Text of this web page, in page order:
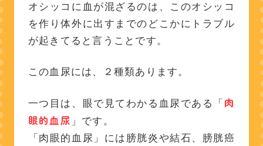
オシッコに血が混ざるのは、このオシッコ
を作り体外に出すまでのどこかにトラブル
が起きてると言うことです。
この血尿には、２種類あります。
一つ目は、眼で見てわかる血尿である「 肉
眼的血尿 」です。
「肉眼的血尿」には膀胱炎や結石、膀胱癌